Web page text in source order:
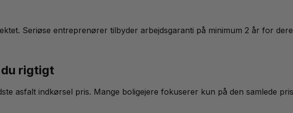
Seriøse entreprenører tilbyder arbejdsgaranti på minimum 2 år for
rigtigt
asfalt indkørsel pris. Mange boligejere fokuserer kun på den samlede